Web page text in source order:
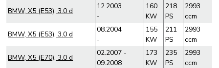
BMW, X5 (E53), 3.0 d
12.2003
-
160
KW
218
PS
2993
ccm
BMW, X5 (E53), 3.0 d
08.2004
-
155
KW
211
PS
2993
ccm
BMW, X5 (E70), 3.0 d
02.2007 -
09.2008
173
KW
235
PS
2993
ccm